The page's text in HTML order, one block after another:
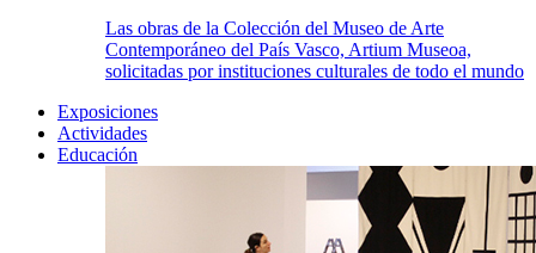
Las obras de la Colección del Museo de Arte
Contemporáneo del País Vasco, Artium Museoa,
solicitadas por instituciones culturales de todo el mundo
Exposiciones
Actividades
Educación